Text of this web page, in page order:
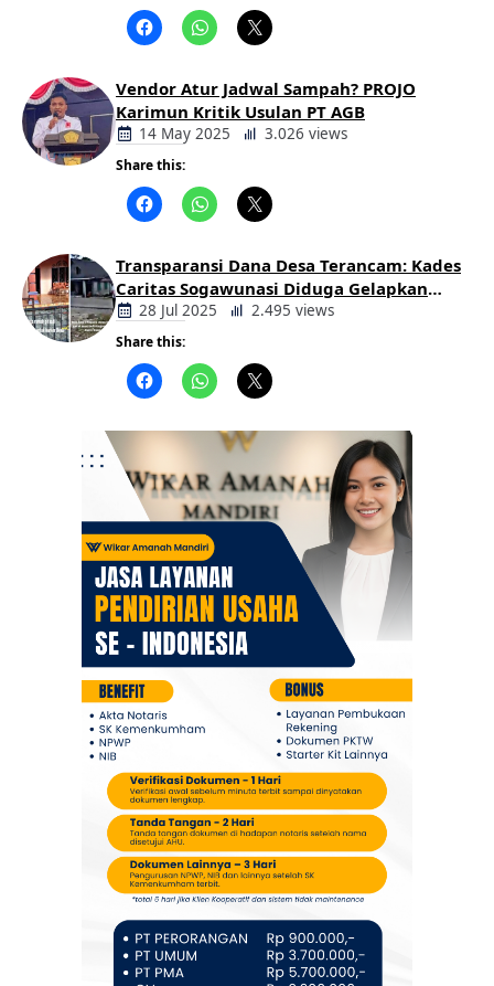
Vendor Atur Jadwal Sampah? PROJO
Karimun Kritik Usulan PT AGB
14 May 2025 3.026 views
Share this:
Transparansi Dana Desa Terancam: Kades
Caritas Sogawunasi Diduga Gelapkan
Bantuan untuk Warga
28 Jul 2025 2.495 views
Share this: